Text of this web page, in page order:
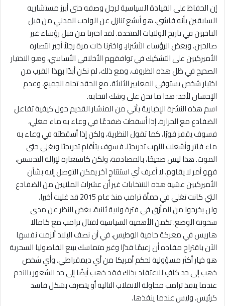
إن الحفاظ على القيادة السياسية لرجل وصفه حتى أبرز مستشاريه
السابقين بأنه فاشي، هو أبشع تنازل عن الواجب المدني من قبل
الناخبين في تاريخ الولايات المتحدة. لقد اخترنا من قبل رؤساء غير
صالحين، وبعض الرؤساء الأشرار، واخترنا ذات مرة رجلاً أجبر انتصاره
الأميركيين على التشكيك في توافقهم الأخلاقي الأساسي، وهو الاختيار
الصحيح في ظل هذه الظروف. ومع ذلك، لم نكن أبدًا بهذا القرب من
اختيار شخص يستوفي المعايير الثلاثة. مع الحقد تجاه الجميع، وعدم
الإحسان لأحد: هذا ما نحن على وشك انتخابه.
اسم هذه النشرة الإخبارية يأتي من المنشار القديم حول كيفية تفاعل
الضفادع مع الحرارة. إذا أسقطت ضفدعًا في وعاء به ماء مغلي،
فسوف يقفز فورًا، كما تقول النظرية، ولكن إذا أسقطته في وعاء به
ماء فاتر وأشعلت اللهب تدريجيًا، فسوف يتأقلم تدريجيًا ويغلي حتى
الموت. هذا ليس صحيحًا، بالمصادفة، ولكن كاستعارة لإزالة التحسس،
فهو أمر لا يقاوم. لا أعرف أي استنتاج آخر يمكن التوصل إليه بشأن
الأميركيين عشية هذه الانتخابات غير أن عشرات الملايين من الضفادع
التي كانت تغلي في حمأة ترامب منذ عام 2015 قد غليت أخيرا.
ولن يخرجوا من المأزق في فترة ولاية ثانية، بغض النظر عن مدى
سخونة الوضع. تكمن الأهمية السياسية لقتال ترامب مع كامالا
هاريس في معركة حامية الوطيس، في أن نصف البلاد ألزمت نفسها
الآن باقتراح مفاده أن زعيمًا قذرًا وغير متماسك يبيع الفاصوليا السحرية
هو خيار أكثر مسؤولية لحكم أمريكا من أي ديمقراطي. وأي شخص
ذهب إلى حد كافٍ للاعتقاد بذلك فقد ذهب أيضًا إلى حد الشعور بالندم
عندما ينفذ ترامب محاولة الانقلاب التالية أو يتصرف بشكل فاسد
كرئيس، وليس عندما ينفذها.